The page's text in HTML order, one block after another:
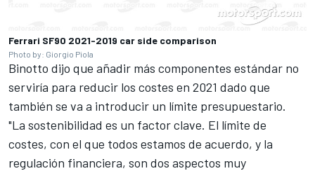
Ferrari SF90 2021-2019 car side comparison
Photo by: Giorgio Piola
Binotto dijo que añadir más componentes estándar no
serviría para reducir los costes en 2021 dado que
también se va a introducir un límite presupuestario.
"La sostenibilidad es un factor clave. El límite de
costes, con el que todos estamos de acuerdo, y la
regulación financiera, son dos aspectos muy